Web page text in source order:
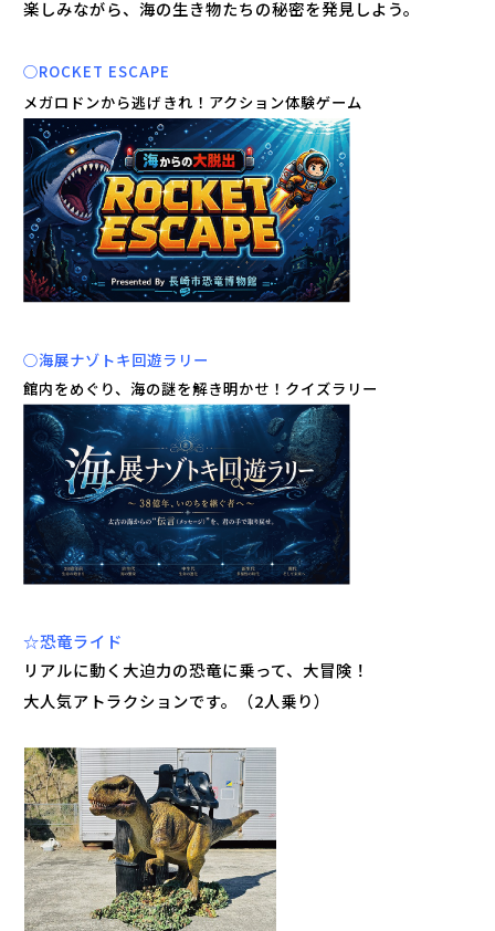
楽しみながら、海の生き物たちの秘密を発見しよう。
○ROCKET ESCAPE
メガロドンから逃げきれ！アクション体験ゲーム
○海展ナゾトキ回遊ラリー
館内をめぐり、海の謎を解き明かせ！クイズラリー
☆恐竜ライド
リアルに動く大迫力の恐竜に乗って、大冒険！
大人気アトラクションです。（2人乗り）